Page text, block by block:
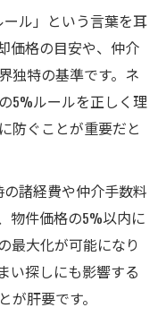
ル」という言葉を耳
価格の目安や、仲介
独特の基準です。ネ
5%ルールを正しく理
防ぐことが重要だと
諸経費や仲介手数料
物件価格の5%以内に
最大化が可能になり
い探しにも影響する
肝要です。